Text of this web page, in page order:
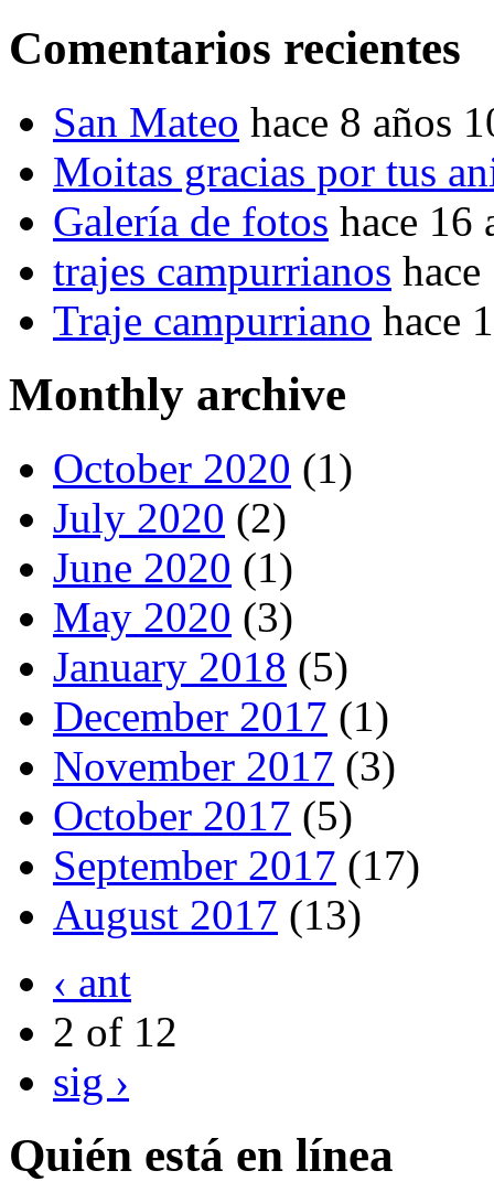
Comentarios recientes
San Mateo hace 8 años
Moitas gracias por tus
Galería de fotos hace 16
trajes campurrianos
Traje campurriano hace
Monthly archive
October 2020 (1)
July 2020 (2)
June 2020 (1)
May 2020 (3)
January 2018 (5)
December 2017 (1)
November 2017 (3)
October 2017 (5)
September 2017 (17)
August 2017 (13)
‹ ant
2 of 12
sig ›
Quién está en línea